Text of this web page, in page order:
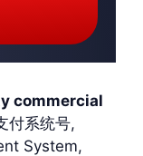
commercial
付系统号,
System,